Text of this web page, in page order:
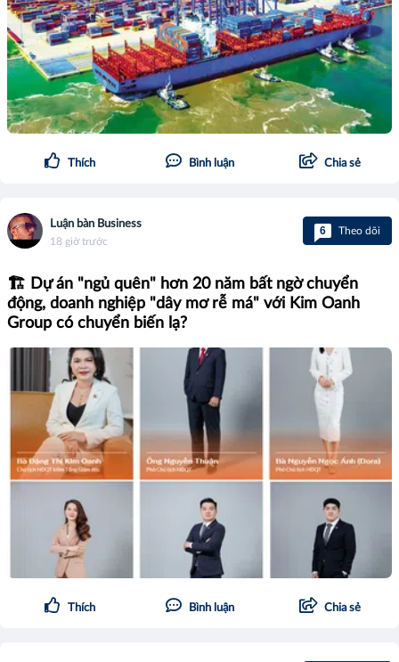
Thích Bình luận Chia sẻ
Luận bàn Business
18 giờ trước
6 Theo dõi
🏗️ Dự án "ngủ quên" hơn 20 năm bất ngờ chuyển
động, doanh nghiệp "dây mơ rễ má" với Kim Oanh
Group có chuyển biến lạ?
Thích Bình luận Chia sẻ